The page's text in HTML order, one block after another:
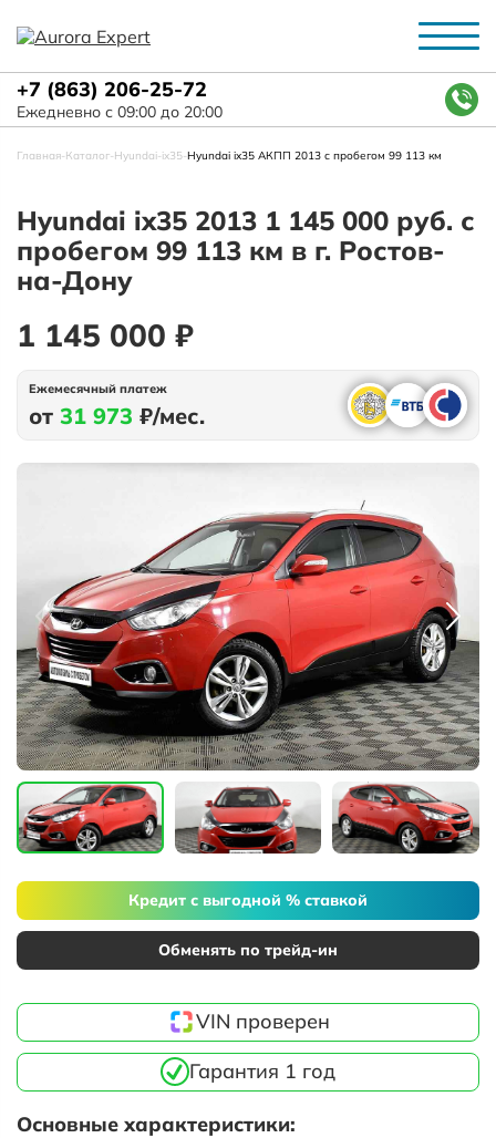
+7 (863) 206-25-72
Ежедневно с 09:00 до 20:00
Главная-Каталог-Hyundai-ix35-Hyundai ix35 АКПП 2013 с пробегом 99 113 км
Hyundai ix35 2013 1 145 000 руб. с
пробегом 99 113 км в г. Ростов-
на-Дону
1 145 000 ₽
Ежемесячный платеж
от 31 973 ₽/мес.
Кредит с выгодной % ставкой
Обменять по трейд-ин
VIN проверен
Гарантия 1 год
Основные характеристики: